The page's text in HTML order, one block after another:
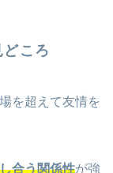
ころ
を超えて友情を
合う関係性が強